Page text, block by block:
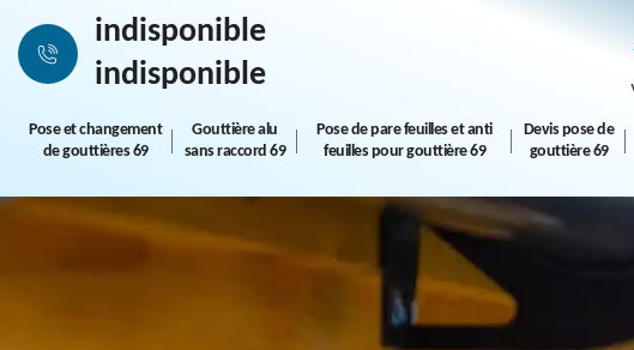
indisponible
indisponible
Pose et changement
de gouttières 69
Gouttière alu
sans raccord 69
Pose de pare feuilles et anti
feuilles pour gouttière 69
Devis pose de
gouttière 69